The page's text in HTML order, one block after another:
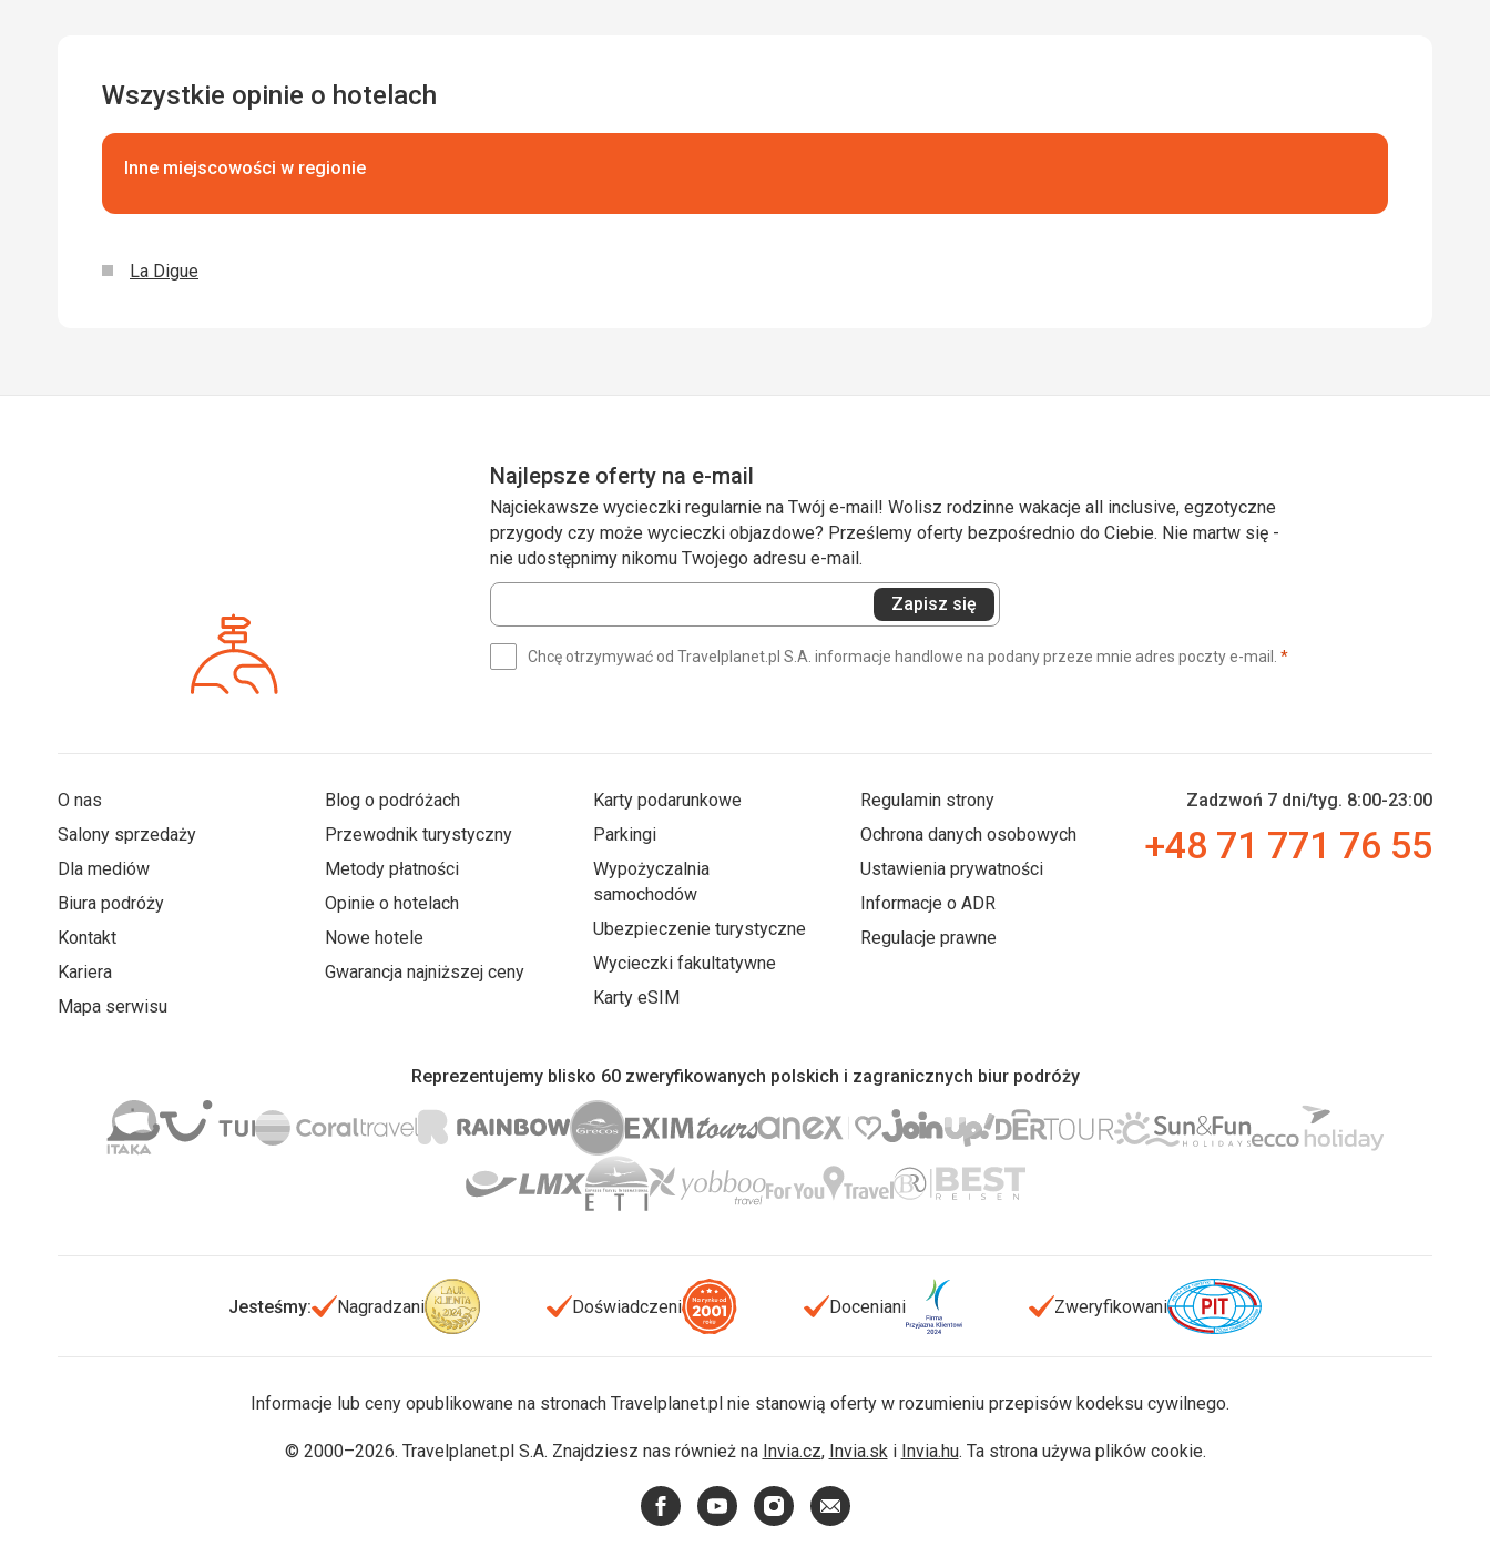
Wszystkie opinie o hotelach
Inne miejscowości w regionie
La Digue
Najlepsze oferty na e-mail
Najciekawsze wycieczki regularnie na Twój e-mail! Wolisz rodzinne wakacje all inclusive, egzotyczne
przygody czy może wycieczki objazdowe? Prześlemy oferty bezpośrednio do Ciebie. Nie martw się -
nie udostępnimy nikomu Twojego adresu e-mail.
Wprowadź
swój
Zapisz się
Chcę otrzymywać od Travelplanet.pl S.A. informacje handlowe na podany przeze mnie adres poczty e-mail. *(wymagane)
O nas
Salony sprzedaży
Dla mediów
Biura podróży
Kontakt
Kariera
Mapa serwisu
Blog o podróżach
Przewodnik turystyczny
Metody płatności
Opinie o hotelach
Nowe hotele
Gwarancja najniższej ceny
Karty podarunkowe
Parkingi
Wypożyczalnia
samochodów
Ubezpieczenie turystyczne
Wycieczki fakultatywne
Karty eSIM
Regulamin strony
Ochrona danych osobowych
Ustawienia prywatności
Informacje o ADR
Regulacje prawne
Zadzwoń 7 dni/tyg. 8:00-23:00
+48 71 771 76 55
Reprezentujemy blisko 60 zweryfikowanych polskich i zagranicznych biur podróży
Jesteśmy: Nagradzani Doświadczeni Doceniani Zweryfikowani
Informacje lub ceny opublikowane na stronach Travelplanet.pl nie stanowią oferty w rozumieniu przepisów kodeksu cywilnego.
© 2000–2026. Travelplanet.pl S.A. Znajdziesz nas również na Invia.cz, Invia.ski Invia.hu. Ta strona używa plików cookie.
FacebookYouTubeInstagram
E-